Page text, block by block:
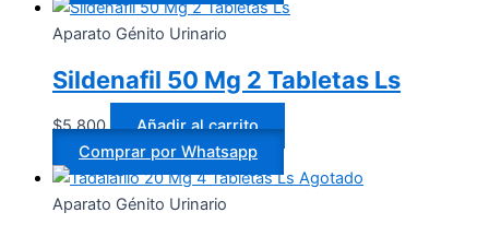
Aparato Génito Urinario
Sildenafil 50 Mg 2 Tabletas Ls
$5.800
Añadir al carrito
Comprar por Whatsapp
Agotado
Aparato Génito Urinario